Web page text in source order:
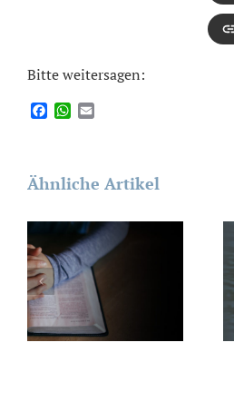
Bitte weitersagen:
FacebookWhatsApp
Ähnliche Artikel